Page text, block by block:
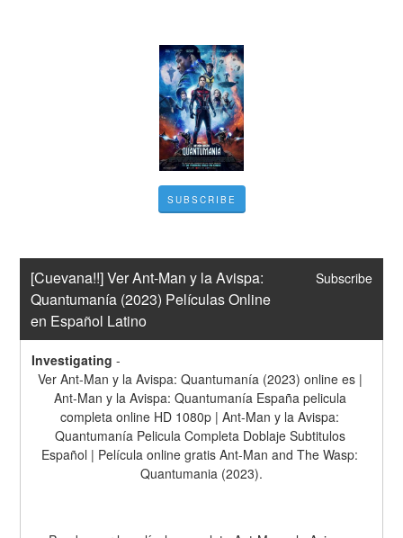
SUBSCRIBE
[Cuevana!!] Ver Ant-Man y la Avispa:
Quantumanía (2023) Películas Online
en Español Latino
Subscribe
Investigating -
Ver Ant-Man y la Avispa: Quantumanía (2023) online es |
Ant-Man y la Avispa: Quantumanía España pelicula
completa online HD 1080p | Ant-Man y la Avispa:
Quantumanía Pelicula Completa Doblaje Subtitulos
Español | Película online gratis Ant-Man and The Wasp:
Quantumania (2023).